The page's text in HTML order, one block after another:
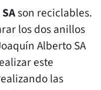
son reciclables.
los dos anillos
Alberto SA
este
las